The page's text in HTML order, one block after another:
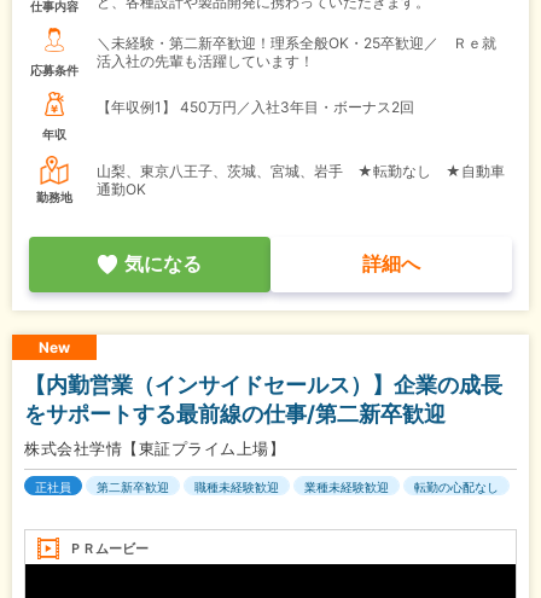
仕事内容
応募条件
＼未経験・第二新卒歓迎！理系全般OK・25卒歓迎／ Ｒｅ就
活入社の先輩も活躍しています！
年収
【年収例1】 450万円／入社3年目・ボーナス2回
勤務地
山梨、東京八王子、茨城、宮城、岩手 ★転勤なし ★自動車
通勤OK
気になる 詳細へ
New
【内勤営業（インサイドセールス）】企業の成長
をサポートする最前線の仕事/第二新卒歓迎
株式会社学情【東証プライム上場】
正社員 第二新卒歓迎 職種未経験歓迎 業種未経験歓迎 転勤の心配なし
ＰＲムービー